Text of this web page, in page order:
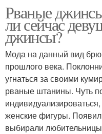
Рваные
ли сейчас
джинсы?
Мода на данный вид
прошлого века.
угнаться за своими
рваные штанины. Чуть
женские фигуры.
выбирали